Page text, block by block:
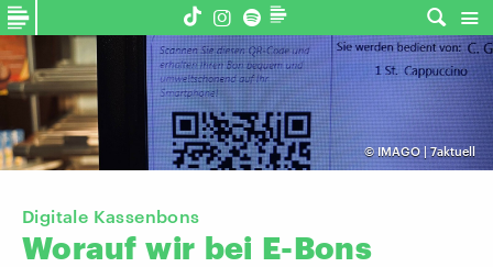
©IMAGO | 7aktuell
Digitale Kassenbons
Worauf wir bei E-Bons